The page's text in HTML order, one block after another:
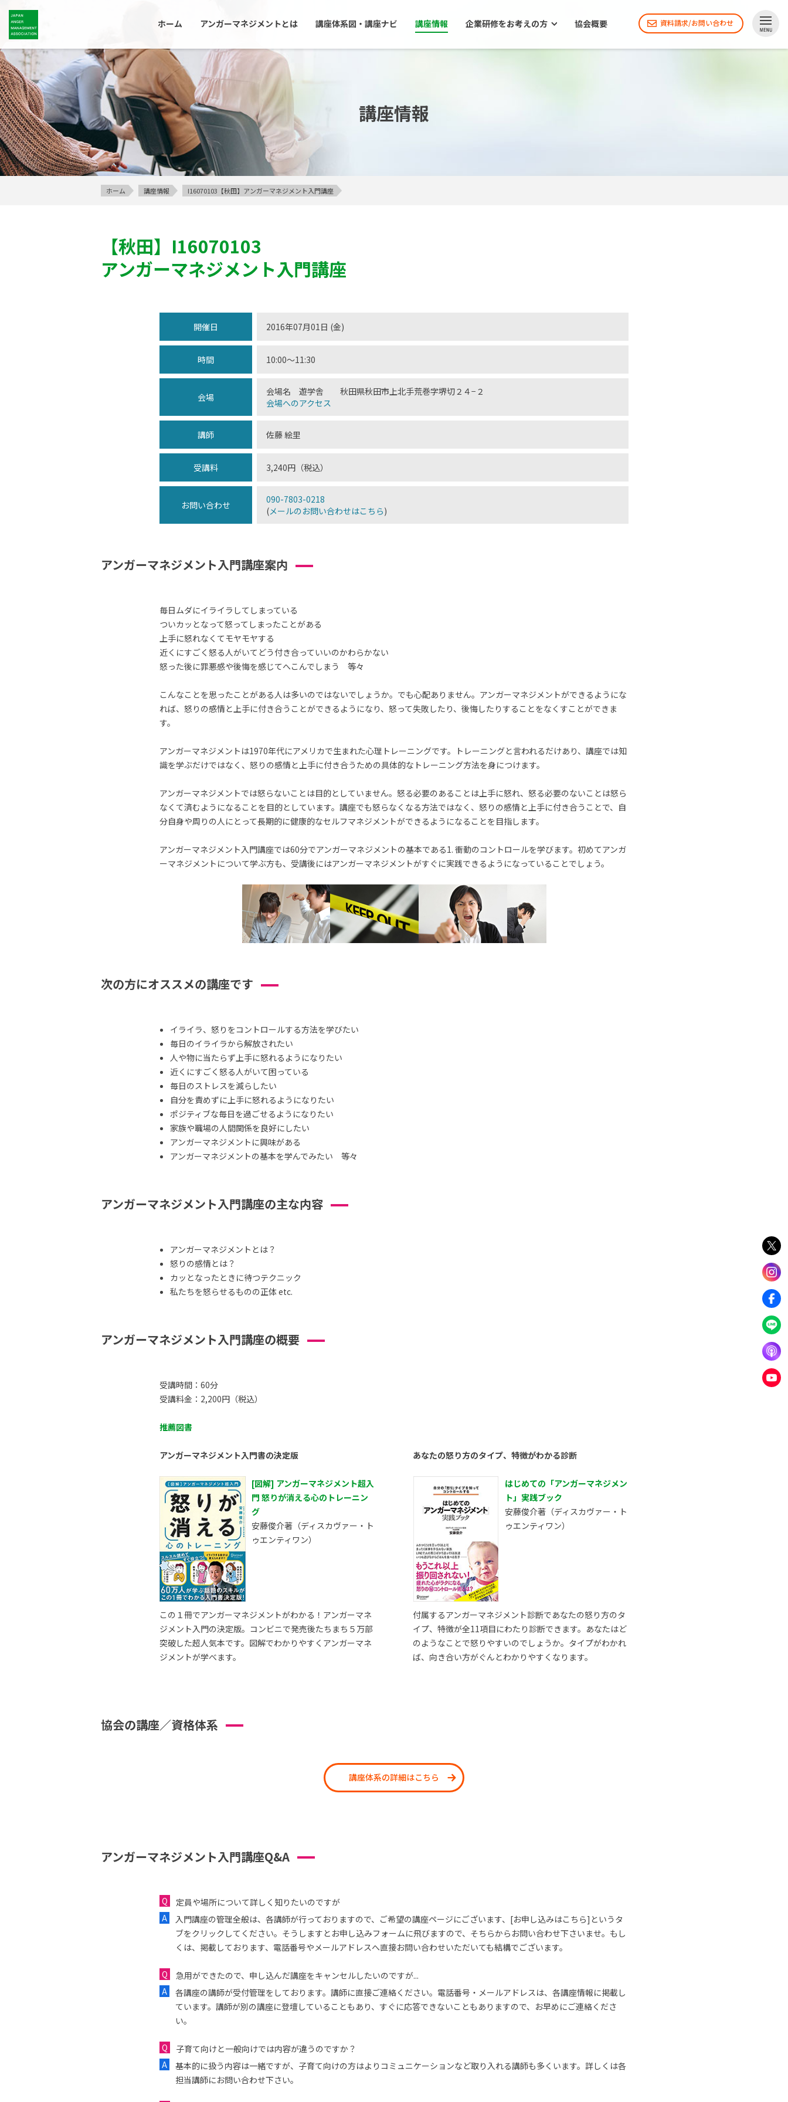
ホーム アンガーマネジメントとは 講座体系図・講座ナビ 講座情報 企業研修をお考えの方 協会概要 資料請求/お問い合わせ
講座情報
ホーム 講座情報 I16070103【秋田】アンガーマネジメント入門講座
【秋田】 I16070103
アンガーマネジメント入門講座
開催日 2016年07月01日 (金)
時間 10:00〜11:30
会場
会場名 遊学舎 秋田県秋田市上北手荒巻字堺切２４−２
会場へのアクセス
講師 佐藤 絵里
受講料 3,240円（税込）
お問い合わせ
090-7803-0218
(メールのお問い合わせはこちら)
アンガーマネジメント入門講座案内
毎日ムダにイライラしてしまっている
ついカッとなって怒ってしまったことがある
上手に怒れなくてモヤモヤする
近くにすごく怒る人がいてどう付き合っていいのかわらかない
怒った後に罪悪感や後悔を感じてへこんでしまう 等々
こんなことを思ったことがある人は多いのではないでしょうか。でも心配ありません。アンガーマネジメントができるようにな
れば、怒りの感情と上手に付き合うことができるようになり、怒って失敗したり、後悔したりすることをなくすことができま
す。
アンガーマネジメントは1970年代にアメリカで生まれた心理トレーニングです。トレーニングと言われるだけあり、講座では知
識を学ぶだけではなく、怒りの感情と上手に付き合うための具体的なトレーニング方法を身につけます。
アンガーマネジメントでは怒らないことは目的としていません。怒る必要のあることは上手に怒れ、怒る必要のないことは怒ら
なくて済むようになることを目的としています。講座でも怒らなくなる方法ではなく、怒りの感情と上手に付き合うことで、自
分自身や周りの人にとって長期的に健康的なセルフマネジメントができるようになることを目指します。
アンガーマネジメント入門講座では60分でアンガーマネジメントの基本である1. 衝動のコントロールを学びます。初めてアンガ
ーマネジメントについて学ぶ方も、受講後にはアンガーマネジメントがすぐに実践できるようになっていることでしょう。
次の方にオススメの講座です
イライラ、怒りをコントロールする方法を学びたい
毎日のイライラから解放されたい
人や物に当たらず上手に怒れるようになりたい
近くにすごく怒る人がいて困っている
毎日のストレスを減らしたい
自分を責めずに上手に怒れるようになりたい
ポジティブな毎日を過ごせるようになりたい
家族や職場の人間関係を良好にしたい
アンガーマネジメントに興味がある
アンガーマネジメントの基本を学んでみたい 等々
アンガーマネジメント入門講座の主な内容
アンガーマネジメントとは？
怒りの感情とは？
カッとなったときに待つテクニック
私たちを怒らせるものの正体 etc.
アンガーマネジメント入門講座の概要
受講時間：60分
受講料金：2,200円（税込）
推薦図書
アンガーマネジメント入門書の決定版
[図解] アンガーマネジメント超入
門 怒りが消える心のトレーニン
グ
安藤俊介著（ディスカヴァー・ト
ゥエンティワン）
この１冊でアンガーマネジメントがわかる！アンガーマネ
ジメント入門の決定版。コンビニで発売後たちまち５万部
突破した超人気本です。図解でわかりやすくアンガーマネ
ジメントが学べます。
あなたの怒り方のタイプ、特徴がわかる診断
はじめての「アンガーマネジメン
ト」実践ブック
安藤俊介著（ディスカヴァー・ト
ゥエンティワン）
付属するアンガーマネジメント診断であなたの怒り方のタ
イプ、特徴が全11項目にわたり診断できます。あなたはど
のようなことで怒りやすいのでしょうか。タイプがわかれ
ば、向き合い方がぐんとわかりやすくなります。
協会の講座／資格体系
講座体系の詳細はこちら
アンガーマネジメント入門講座Q&A
定員や場所について詳しく知りたいのですが
入門講座の管理全般は、各講師が行っておりますので、ご希望の講座ページにございます、[お申し込みはこちら]というタ
ブをクリックしてください。そうしますとお申し込みフォームに飛びますので、そちらからお問い合わせ下さいませ。もし
くは、掲載しております、電話番号やメールアドレスへ直接お問い合わせいただいても結構でございます。
急用ができたので、申し込んだ講座をキャンセルしたいのですが...
各講座の講師が受付管理をしております。講師に直接ご連絡ください。電話番号・メールアドレスは、各講座情報に掲載し
ています。講師が別の講座に登壇していることもあり、すぐに応答できないこともありますので、お早めにご連絡くださ
い。
子育て向けと一般向けでは内容が違うのですか？
基本的に扱う内容は一緒ですが、子育て向けの方はよりコミュニケーションなど取り入れる講師も多くいます。詳しくは各
担当講師にお問い合わせ下さい。